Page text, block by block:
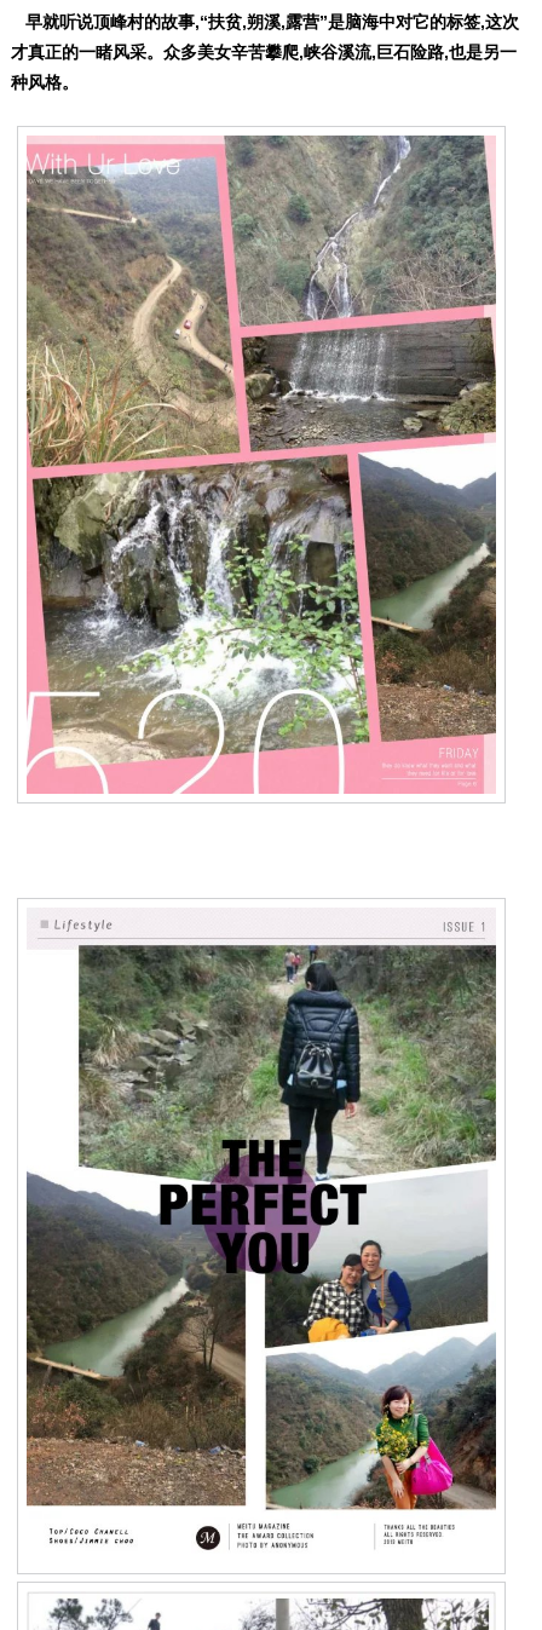
早就听说顶峰村的故事,“扶贫,朔溪,露营”是脑海中对它的标签,这次
才真正的一睹风采。众多美女辛苦攀爬,峡谷溪流,巨石险路,也是另一
种风格。